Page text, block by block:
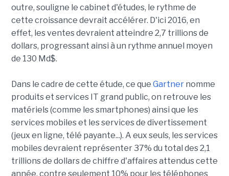
outre, souligne le cabinet d'études, le rythme de
cette croissance devrait accélérer. D'ici 2016, en
effet, les ventes devraient atteindre 2,7 trillions de
dollars, progressant ainsi à un rythme annuel moyen
de 130 Md$.
Dans le cadre de cette étude, ce que Gartnernomme
produits et services IT grand public, on retrouve les
matériels (comme les smartphones) ainsi que les
services mobiles et les services de divertissement
(jeux en ligne, télé payante...). A eux seuls, les services
mobiles devraient représenter 37% du total des 2,1
trillions de dollars de chiffre d'affaires attendus cette
année, contre seulement 10% pour les téléphones